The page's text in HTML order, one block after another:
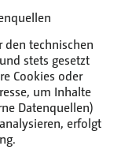
zerlegte
Abfälle
Behälter
den technischen
stets gesetzt
Cookies oder
um Inhalte
Datenquellen)
erfolgt